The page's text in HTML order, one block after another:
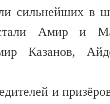
сильнейших в
Амир и
Казанов,
и